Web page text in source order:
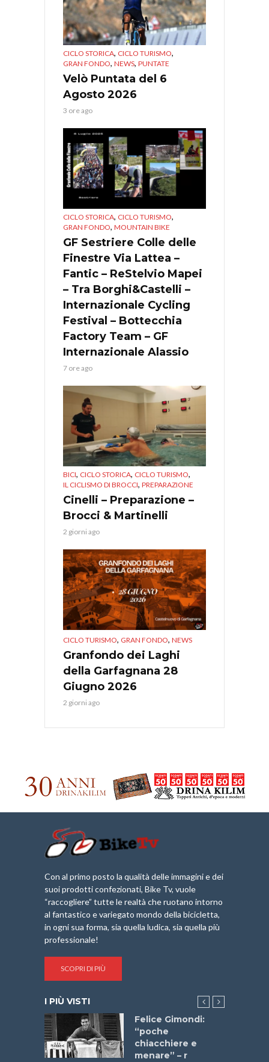
CICLO STORICA, CICLO TURISMO,
GRAN FONDO, NEWS, PUNTATE
Velò Puntata del 6
Agosto 2026
3 ore ago
CICLO STORICA, CICLO TURISMO,
GRAN FONDO, MOUNTAIN BIKE
GF Sestriere Colle delle
Finestre Via Lattea –
Fantic – ReStelvio Mapei
– Tra Borghi&Castelli –
Internazionale Cycling
Festival – Bottecchia
Factory Team – GF
Internazionale Alassio
7 ore ago
BICI, CICLO STORICA, CICLO TURISMO,
IL CICLISMO DI BROCCI, PREPARAZIONE
Cinelli – Preparazione –
Brocci & Martinelli
2 giorni ago
CICLO TURISMO, GRAN FONDO, NEWS
Granfondo dei Laghi
della Garfagnana 28
Giugno 2026
2 giorni ago
Con al primo posto la qualità delle immagini e dei
suoi prodotti confezionati, Bike Tv, vuole
“raccogliere” tutte le realtà che ruotano intorno
al fantastico e variegato mondo della bicicletta,
in ogni sua forma, sia quella ludica, sia quella più
professionale!
SCOPRI DI PIÙ
I PIÙ VISTI
Felice Gimondi:
“poche
chiacchiere e
menare” – r